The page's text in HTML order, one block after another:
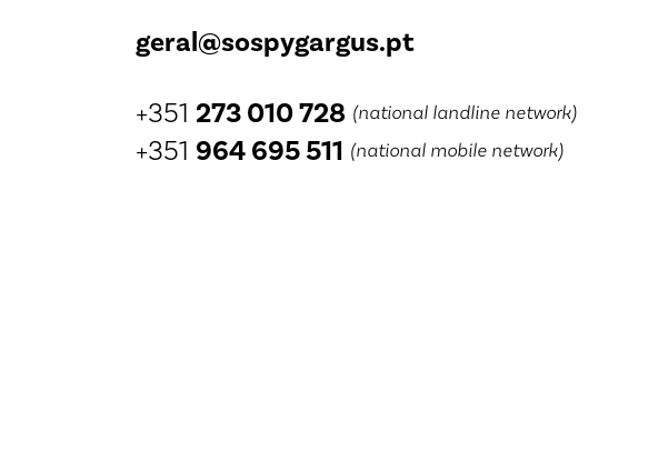
geral@sospygargus.pt
+351 273 010 728 (national landline network)
+351 964 695 511 (national mobile network)